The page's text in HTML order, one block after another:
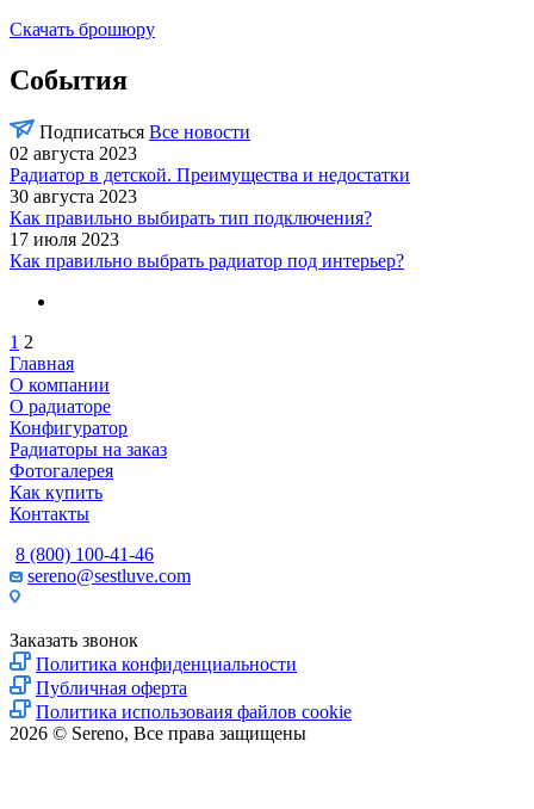
Скачать брошюру
События
Подписаться Все новости
02 августа 2023
Радиатор в детской. Преимущества и недостатки
30 августа 2023
Как правильно выбирать тип подключения?
17 июля 2023
Как правильно выбрать радиатор под интерьер?
1 2
Главная
О компании
О радиаторе
Конфигуратор
Радиаторы на заказ
Фотогалерея
Как купить
Контакты
8 (800) 100-41-46
sereno@sestluve.com
Заказать звонок
Политика конфиденциальности
Публичная оферта
Политика использоваия файлов cookie
2026 © Sereno, Все права защищены